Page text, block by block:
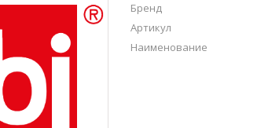
Бренд
Артикул
Наименование